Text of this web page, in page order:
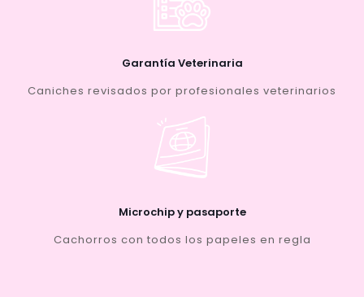
Garantía Veterinaria
Caniches revisados por profesionales veterinarios
Microchip y pasaporte
Cachorros con todos los papeles en regla